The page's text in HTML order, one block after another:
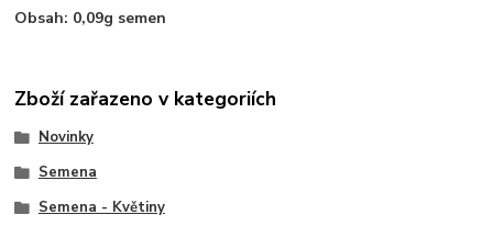
Obsah: 0,09g semen
Zboží zařazeno v kategoriích
Novinky
Semena
Semena - Květiny